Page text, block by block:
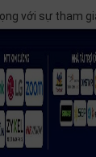
với sự tham